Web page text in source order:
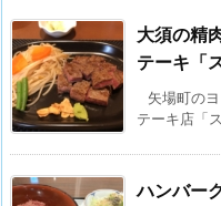
大須の精
テーキ「
矢場町の
テーキ店「
ハンバー